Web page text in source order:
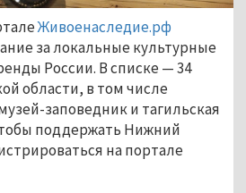
Живоенаследие.рф
за локальные культурные
России. В списке —34
области, в том числе
заповедник и тагильская
поддержать Нижний
на портале